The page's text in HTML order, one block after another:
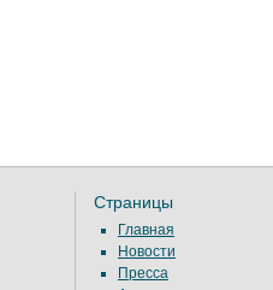
Страницы
Главная
Новости
Пресса